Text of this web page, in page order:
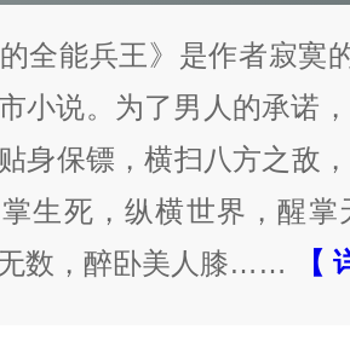
的全能兵王》是作者寂寞
小说。为了男人的承诺
身保镖，横扫八方之敌
生死，纵横世界，醒
数，醉卧美人膝……
【